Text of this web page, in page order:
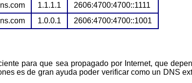
1.1.1.1
2606:4700:4700::1111
1.0.0.1 2606:4700:4700::1001
es de gran ayuda poder verificar como un DNS